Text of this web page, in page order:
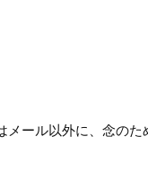
メール以外に、念のた